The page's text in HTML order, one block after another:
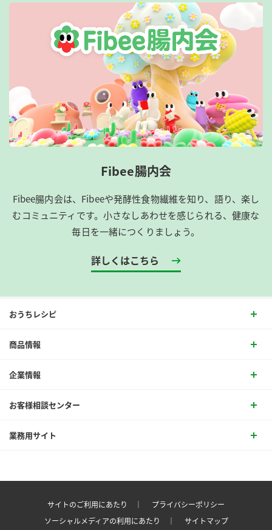
Fibee腸内会
Fibee腸内会は、​Fibeeや発酵性食物繊維を知り、語り、楽し
むコミュニティです。​小さなしあわせを感じられる、健康な
毎日を一緒につくりましょう。
詳しくはこちら
おうちレシピ
商品情報
企業情報
お客様相談センター
業務用サイト
サイトのご利用にあたり ｜
プライバシーポリシー
ソーシャルメディアの利用にあたり ｜
サイトマップ